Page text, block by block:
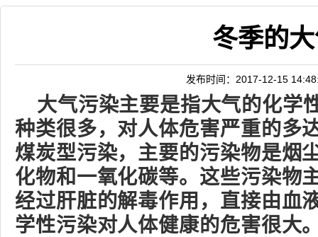
冬季的
发布时间：2017-12-15
大气污染主要是指大气的化学
种类很多，对人体危害严重的多
煤炭型污染，主要的污染物是烟
化物和一氧化碳等。这些污染物
经过肝脏的解毒作用，直接由血
学性污染对人体健康的危害很大